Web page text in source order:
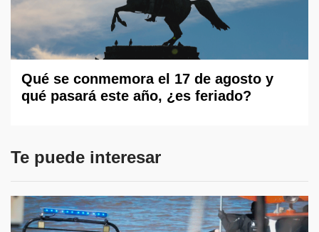
Qué se conmemora el 17 de agosto y
qué pasará este año, ¿es feriado?
Te puede interesar